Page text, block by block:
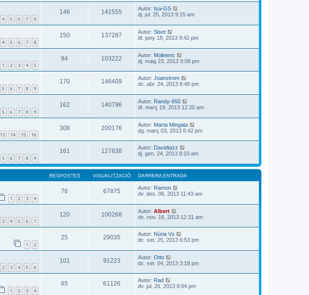
4 5 6 7 8
146 141555 Autor: Isa-GS
dj. jul. 25, 2013 9:15 am
4 5 6 7 8
150 137287 Autor: Siset
dt. juny 18, 2013 9:42 pm
1 2 3 4 5
94 103222 Autor: Molinenc
dj. maig 23, 2013 9:08 pm
5 6 7 8 9
170 146409 Autor: Joanstrom
dc. abr. 24, 2013 8:48 pm
5 6 7 8 9
162 140796 Autor: Randy-650
dt. març 19, 2013 12:20 am
13 14 15 16
308 200176 Autor: Marta Mingata
dg. març 03, 2013 6:42 pm
5 6 7 8 9
161 127838 Autor: Davidtazz
dj. gen. 24, 2013 8:10 am
RESPOSTES VISUALITZACIÓ DARRERA ENTRADA
1 2 3 4
76 67875 Autor: Ramon
dv. des. 06, 2013 11:43 am
3 4 5 6 7
120 100268 Autor: Albert
ds. nov. 16, 2013 12:31 am
1 2
25 29035 Autor: Núria Vs
dc. set. 25, 2013 6:53 pm
2 3 4 5 6
101 91223 Autor: Otto
dc. set. 04, 2013 3:18 pm
1 2 3 4
65 61126 Autor: Rad
dv. jul. 26, 2013 8:04 pm